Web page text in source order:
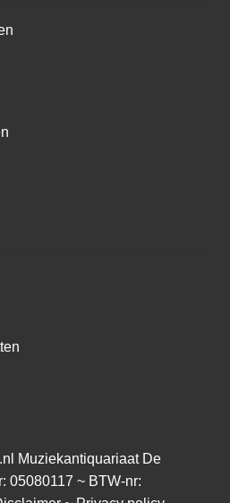
Muziekantiquariaat De
05080117 ~ BTW-nr: